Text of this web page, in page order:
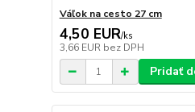
Váľok na cesto 27 cm
4,50 EUR/ks
3,66 EUR bez DPH
Pridať